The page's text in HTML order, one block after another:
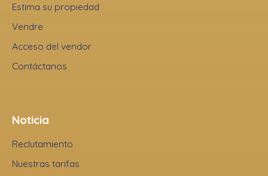
Estima su propiedad
Vendre
Acceso del vendor
Contáctanos
Noticia
Reclutamiento
Nuestras tarifas